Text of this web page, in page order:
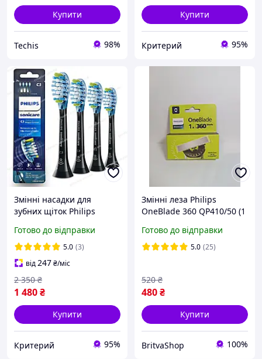
Купити
Techis 98%
Купити
Критерий 95%
Змінні насадки для
зубних щіток Philips
технологією C3 HX9044/95
4 шт.
Готово до відправки
5.0 (3)
від247₴/міс
1 480₴
2 350 ₴
Купити
Критерий 95%
Змінні леза Philips
OneBlade 360 QP410/50 (1
Готово до відправки
5.0 (25)
480₴
520 ₴
Купити
BritvaShop 100%